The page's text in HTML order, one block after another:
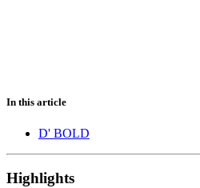
In this article
D' BOLD
Highlights